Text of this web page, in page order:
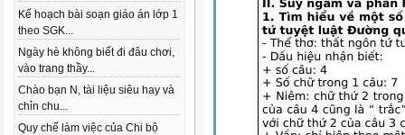
Kế hoạch bài soạn giáo án lớp 1
theo SGK...
Ngày hè không biết đi đâu chơi,
vào trang thầy...
Chào bạn N, tài liệu siêu hay và
chỉn chu...
Quy chế làm việc của Chi bộ